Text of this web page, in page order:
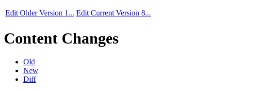
Edit Older Version 1... Edit Current Version 8...
Content Changes
Old
New
Diff